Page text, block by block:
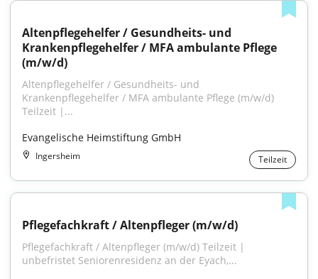
Altenpflegehelfer / Gesundheits- und
Krankenpflegehelfer / MFA ambulante Pflege
(m/w/d)
Altenpflegehelfer / Gesundheits- und
Krankenpflegehelfer / MFA ambulante Pflege (m/w/d)
Teilzeit |...
Evangelische Heimstiftung GmbH
Ingersheim Teilzeit
Pflegefachkraft / Altenpfleger (m/w/d)
Pflegefachkraft / Altenpfleger (m/w/d) Teilzeit |
unbefristet Seniorenresidenz an der Eyach,...